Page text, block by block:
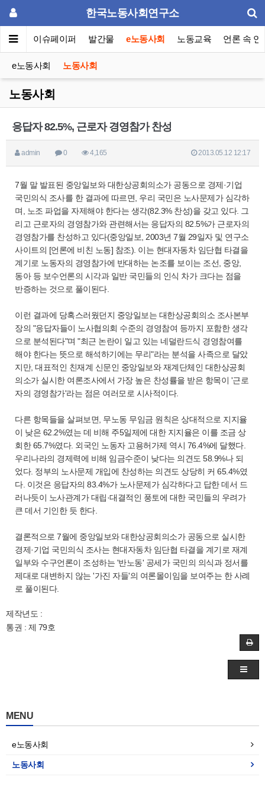
한국노동사회연구소
포럼 이슈페이퍼 발간물 e노동사회 노동교육 언론 속 연
e노동사회 노동사회
노동사회
응답자 82.5%, 근로자 경영참가 찬성
admin 0 4,165 2013.05.12 12:17
7월 말 발표된 중앙일보와 대한상공회의소가 공동으로 경제·기업
국민의식 조사를 한 결과에 따르면, 우리 국민은 노사문제가 심각하
며, 노조 파업을 자제해야 한다는 생각(82.3% 찬성)을 갖고 있다. 그
리고 근로자의 경영참가와 관련해서는 응답자의 82.5%가 근로자의
경영참가를 찬성하고 있다(중앙일보, 2003년 7월 29일자 및 연구소
사이트의 [언론에 비친 노동] 참조). 이는 현대자동차 임단협 타결을
계기로 노동자의 경영참가에 반대하는 논조를 보이는 조선, 중앙,
동아 등 보수언론의 시각과 일반 국민들의 인식 차가 크다는 점을
반증하는 것으로 풀이된다.
이런 결과에 당혹스러웠던지 중앙일보는 대한상공회의소 조사본부
장의 "응답자들이 노사협의회 수준의 경영참여 등까지 포함한 생각
으로 분석된다"며 "최근 논란이 일고 있는 네덜란드식 경영참여를
해야 한다는 뜻으로 해석하기에는 무리"라는 분석을 사족으로 달았
지만, 대표적인 친재계 신문인 중앙일보와 재계단체인 대한상공회
의소가 실시한 여론조사에서 가장 높은 찬성률을 받은 항목이 '근로
자의 경영참가'라는 점은 여러모로 시사적이다.
다른 항목들을 살펴보면, 무노동 무임금 원칙은 상대적으로 지지율
이 낮은 62.2%였는 데 비해 주5일제에 대한 지지율은 이를 조금 상
회한 65.7%였다. 외국인 노동자 고용허가제 역시 76.4%에 달했다.
우리나라의 경제력에 비해 임금수준이 낮다는 의견도 58.9%나 되
었다. 정부의 노사문제 개입에 찬성하는 의견도 상당히 커 65.4%였
다. 이것은 응답자의 83.4%가 노사문제가 심각하다고 답한 데서 드
러나듯이 노사관계가 대립·대결적인 풍토에 대한 국민들의 우려가
큰 데서 기인한 듯 한다.
결론적으로 7월에 중앙일보와 대한상공회의소가 공동으로 실시한
경제·기업 국민의식 조사는 현대자동차 임단협 타결을 계기로 재계
일부와 수구언론이 조성하는 '반노동' 공세가 국민의 의식과 정서를
제대로 대변하지 않는 '가진 자들'의 여론몰이임을 보여주는 한 사례
로 풀이된다.
제작년도 :
통권 : 제 79호
MENU
e노동사회
노동사회